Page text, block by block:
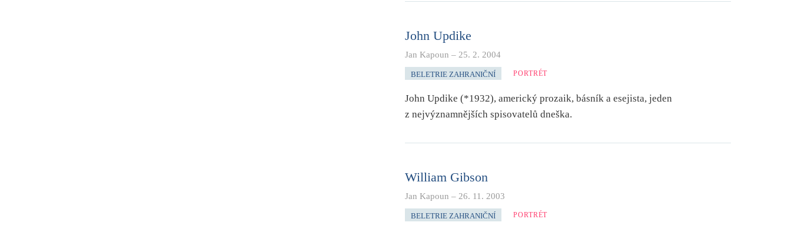
John Updike
Jan Kapoun – 25. 2. 2004
BELETRIE ZAHRANIČNÍ PORTRÉT
John Updike (*1932), americký prozaik, básník a esejista, jeden
z nejvýznamnějších spisovatelů dneška.
William Gibson
Jan Kapoun – 26. 11. 2003
BELETRIE ZAHRANIČNÍ PORTRÉT